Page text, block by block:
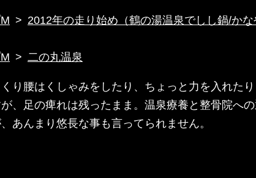
> 2012年の走り始め（鶴の湯温泉でしし鍋/かな
> 二の丸温泉
り腰はくしゃみをしたり、ちょっと力を入れた
、足の痺れは残ったまま。温泉療養と整骨院への
あんまり悠長な事も言ってられません。